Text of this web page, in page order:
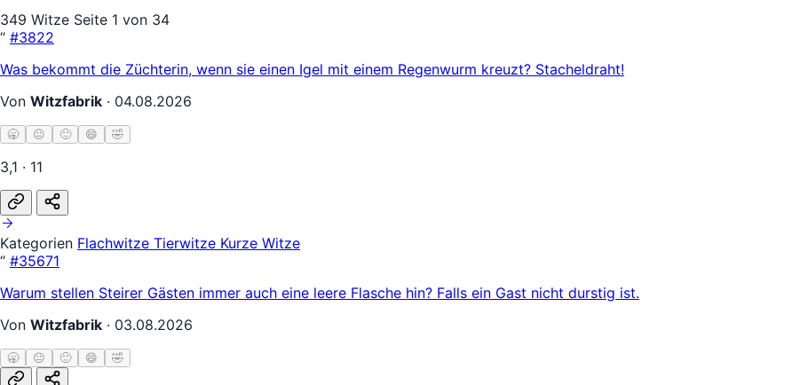
349 Witze Seite 1 von 34
“ #3822
Was bekommt die Züchterin, wenn sie einen Igel mit einem Regenwurm kreuzt? Stacheldraht!
Von Witzfabrik · 04.08.2026
🥱 😐 🙂 😄 🤣
3,1 · 11
Kategorien Flachwitze Tierwitze Kurze Witze
“ #35671
Warum stellen Steirer Gästen immer auch eine leere Flasche hin? Falls ein Gast nicht durstig ist.
Von Witzfabrik · 03.08.2026
🥱 😐 🙂 😄 🤣